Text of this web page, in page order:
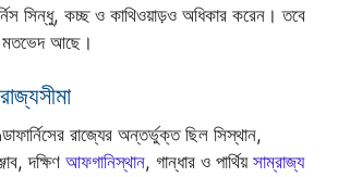
সিন্ধু, কচ্ছ ও কাথিওয়াড়ও অধিকার করেন। তবে
মতভেদ আছে।
রাজ্যের অন্তর্ভুক্ত ছিল সিস্থান,
দক্ষিণ আফগানিস্থান, গান্ধার ও পার্থিয় সাম্রাজ্য